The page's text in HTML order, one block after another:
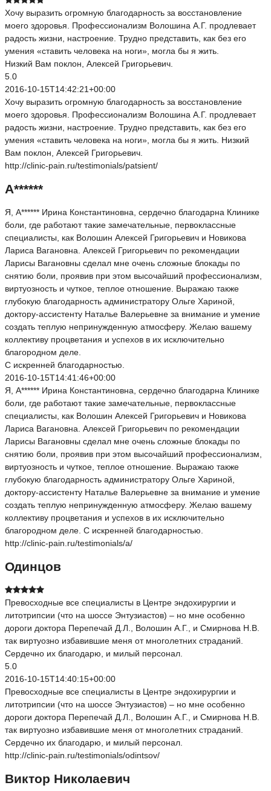
Хочу выразить огромную благодарность за восстановление
моего здоровья. Профессионализм Волошина А.Г. продлевает
радость жизни, настроение. Трудно представить, как без его
умения «ставить человека на ноги», могла бы я жить.
Низкий Вам поклон, Алексей Григорьевич.
5.0
2016-10-15T14:42:21+00:00
Хочу выразить огромную благодарность за восстановление
моего здоровья. Профессионализм Волошина А.Г. продлевает
радость жизни, настроение. Трудно представить, как без его
умения «ставить человека на ноги», могла бы я жить. Низкий
Вам поклон, Алексей Григорьевич.
http://clinic-pain.ru/testimonials/patsient/
А******
Я, А****** Ирина Константиновна, сердечно благодарна Клинике
боли, где работают такие замечательные, первоклассные
специалисты, как Волошин Алексей Григорьевич и Новикова
Лариса Вагановна. Алексей Григорьевич по рекомендации
Ларисы Вагановны сделал мне очень сложные блокады по
снятию боли, проявив при этом высочайший профессионализм,
виртуозность и чуткое, теплое отношение. Выражаю также
глубокую благодарность администратору Ольге Хариной,
доктору-ассистенту Наталье Валерьевне за внимание и умение
создать теплую непринужденную атмосферу. Желаю вашему
коллективу процветания и успехов в их исключительно
благородном деле.
С искренней благодарностью.
2016-10-15T14:41:46+00:00
Я, А****** Ирина Константиновна, сердечно благодарна Клинике
боли, где работают такие замечательные, первоклассные
специалисты, как Волошин Алексей Григорьевич и Новикова
Лариса Вагановна. Алексей Григорьевич по рекомендации
Ларисы Вагановны сделал мне очень сложные блокады по
снятию боли, проявив при этом высочайший профессионализм,
виртуозность и чуткое, теплое отношение. Выражаю также
глубокую благодарность администратору Ольге Хариной,
доктору-ассистенту Наталье Валерьевне за внимание и умение
создать теплую непринужденную атмосферу. Желаю вашему
коллективу процветания и успехов в их исключительно
благородном деле. С искренней благодарностью.
http://clinic-pain.ru/testimonials/a/
Одинцов
Превосходные все специалисты в Центре эндохирургии и
литотрипсии (что на шоссе Энтузиастов) – но мне особенно
дороги доктора Перепечай Д.Л., Волошин А.Г., и Смирнова Н.В.
так виртуозно избавившие меня от многолетних страданий.
Сердечно их благодарю, и милый персонал.
5.0
2016-10-15T14:40:15+00:00
Превосходные все специалисты в Центре эндохирургии и
литотрипсии (что на шоссе Энтузиастов) – но мне особенно
дороги доктора Перепечай Д.Л., Волошин А.Г., и Смирнова Н.В.
так виртуозно избавившие меня от многолетних страданий.
Сердечно их благодарю, и милый персонал.
http://clinic-pain.ru/testimonials/odintsov/
Виктор Николаевич